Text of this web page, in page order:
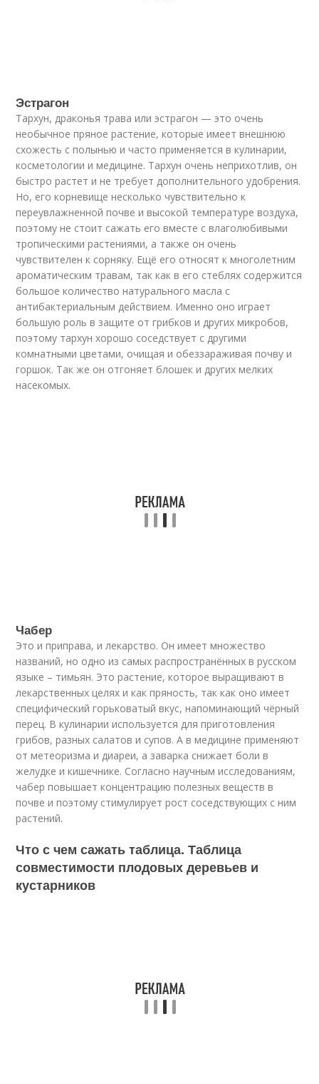
Эстрагон
Тархун, драконья трава или эстрагон — это очень
необычное пряное растение, которые имеет внешнюю
схожесть с полынью и часто применяется в кулинарии,
косметологии и медицине. Тархун очень неприхотлив, он
быстро растет и не требует дополнительного удобрения.
Но, его корневище несколько чувствительно к
переувлажненной почве и высокой температуре воздуха,
поэтому не стоит сажать его вместе с влаголюбивыми
тропическими растениями, а также он очень
чувствителен к сорняку. Ещё его относят к многолетним
ароматическим травам, так как в его стеблях содержится
большое количество натурального масла с
антибактериальным действием. Именно оно играет
большую роль в защите от грибков и других микробов,
поэтому тархун хорошо соседствует с другими
комнатными цветами, очищая и обеззараживая почву и
горшок. Так же он отгоняет блошек и других мелких
насекомых.
Чабер
Это и приправа, и лекарство. Он имеет множество
названий, но одно из самых распространённых в русском
языке – тимьян. Это растение, которое выращивают в
лекарственных целях и как пряность, так как оно имеет
специфический горьковатый вкус, напоминающий чёрный
перец. В кулинарии используется для приготовления
грибов, разных салатов и супов. А в медицине применяют
от метеоризма и диареи, а заварка снижает боли в
желудке и кишечнике. Согласно научным исследованиям,
чабер повышает концентрацию полезных веществ в
почве и поэтому стимулирует рост соседствующих с ним
растений.
Что с чем сажать таблица. Таблица
совместимости плодовых деревьев и
кустарников